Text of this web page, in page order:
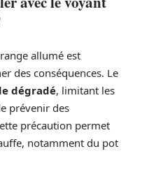
allumé est
des conséquences. Le
dégradé, limitant les
prévenir des
précaution permet
notamment du pot